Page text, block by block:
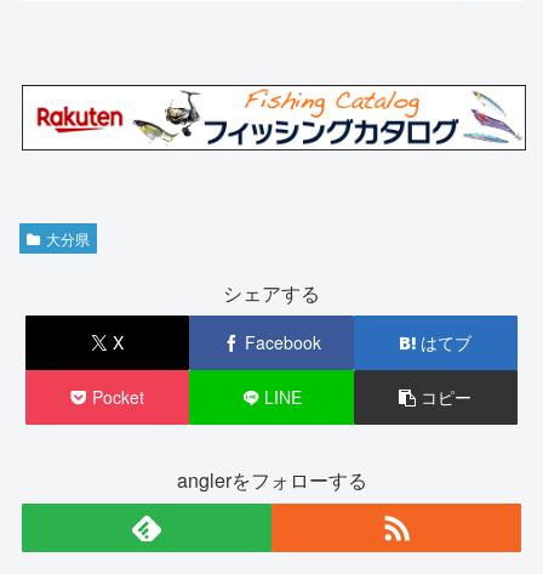
大分県
シェアする
X Facebook はてブ
Pocket LINE コピー
anglerをフォローする